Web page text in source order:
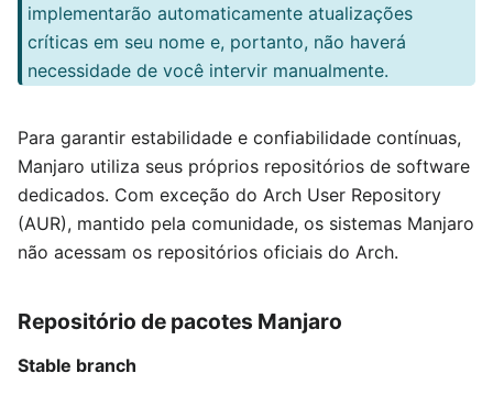
implementarão automaticamente atualizações
críticas em seu nome e, portanto, não haverá
necessidade de você intervir manualmente.
Para garantir estabilidade e confiabilidade contínuas,
Manjaro utiliza seus próprios repositórios de software
dedicados. Com exceção do Arch User Repository
(AUR), mantido pela comunidade, os sistemas Manjaro
não acessam os repositórios oficiais do Arch.
Repositório de pacotes Manjaro
Stable branch